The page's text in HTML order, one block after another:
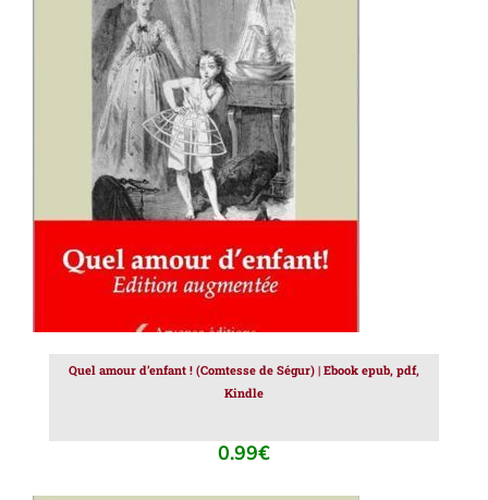
AJOUTER AU PANIER / DÉTAILS
Quel amour d’enfant ! (Comtesse de Ségur) | Ebook epub, pdf,
Kindle
0.99€